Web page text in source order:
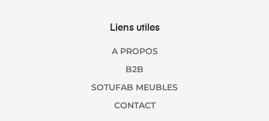
Liens utiles
A PROPOS
B2B
SOTUFAB MEUBLES
CONTACT